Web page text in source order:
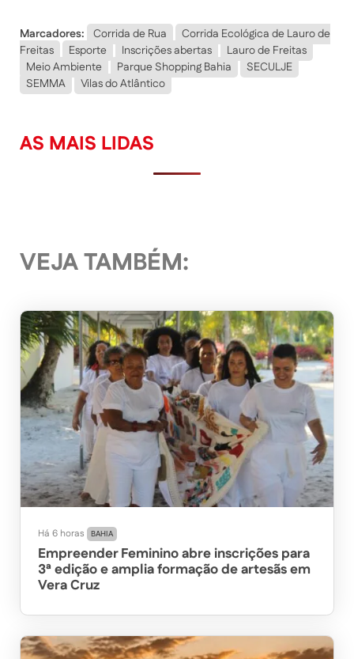
Marcadores: Corrida de Rua
Corrida Ecológica de Lauro de
Freitas
Esporte Inscrições abertas
Lauro de Freitas
Meio Ambiente
Parque Shopping Bahia
SECULJE
SEMMA
Vilas do Atlântico
AS MAIS LIDAS
VEJA TAMBÉM:
Há 6 horas BAHIA
Empreender Feminino abre inscrições para
3ª edição e amplia formação de artesãs em
Vera Cruz